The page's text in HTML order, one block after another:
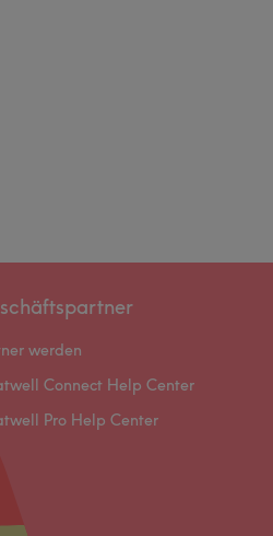
werden
Connect Help Center
Pro Help Center